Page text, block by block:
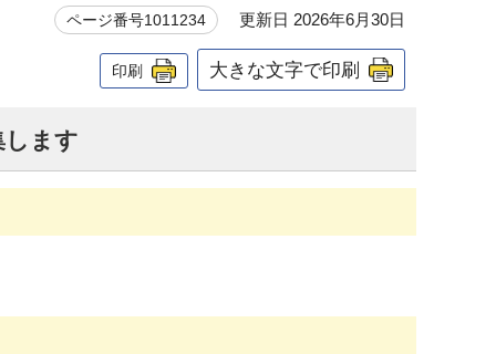
ページ番号1011234 更新日 2026年6月30日
印刷 大きな文字で印刷
ます